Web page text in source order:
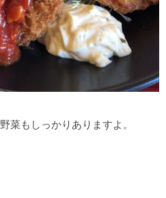
菜もしっかりありますよ。